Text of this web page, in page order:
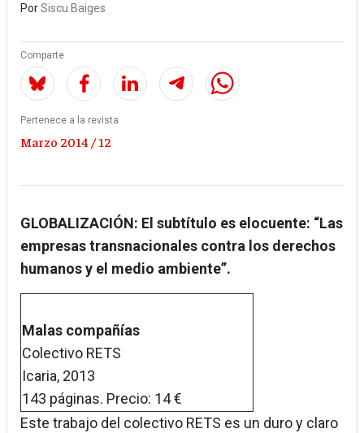
PorSiscu Baiges
Comparte
Pertenece a la revista
Marzo 2014 / 12
GLOBALIZACIÓN: El subtítulo es elocuente: “Las
empresas transnacionales contra los derechos
humanos y el medio ambiente”.
Malas compañías
Colectivo RETS
Icaria, 2013
143 páginas. Precio: 14 €
Este trabajo del colectivo RETS es un duro y claro